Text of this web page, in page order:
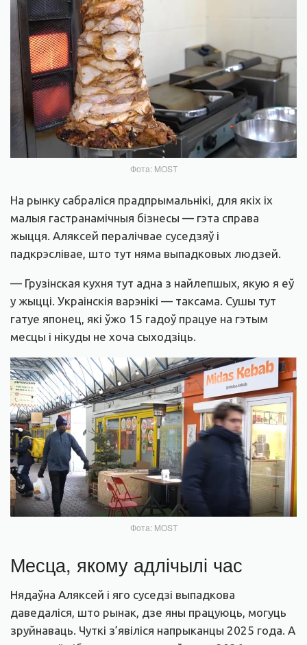
Фота: MOST
На рынку сабраліся прадпрымальнікі, для якіх іх
малыя гастранамічныя бізнесы — гэта справа
жыцця. Аляксей пералічвае суседзяў і
падкрэслівае, што тут няма выпадковых людзей.
— Грузінская кухня тут адна з найлепшых, якую я еў
у жыцці. Украінскія варэнікі — таксама. Сушы тут
гатуе японец, які ўжо 15 гадоў працуе на гэтым
месцы і нікуды не хоча сыходзіць.
Фота: MOST
Месца, якому адлічылі час
Нядаўна Аляксей і яго суседзі выпадкова
даведаліся, што рынак, дзе яны працуюць, могуць
зруйнаваць. Чуткі з’явіліся напрыканцы 2025 года. А